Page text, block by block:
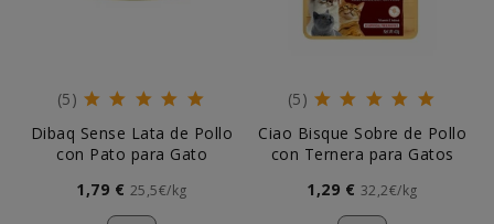
(5)
Dibaq Sense Lata de Pollo
con Pato para Gato
1,79 € 25,5€/kg
(5)
Ciao Bisque Sobre de Pollo
con Ternera para Gatos
1,29 € 32,2€/kg